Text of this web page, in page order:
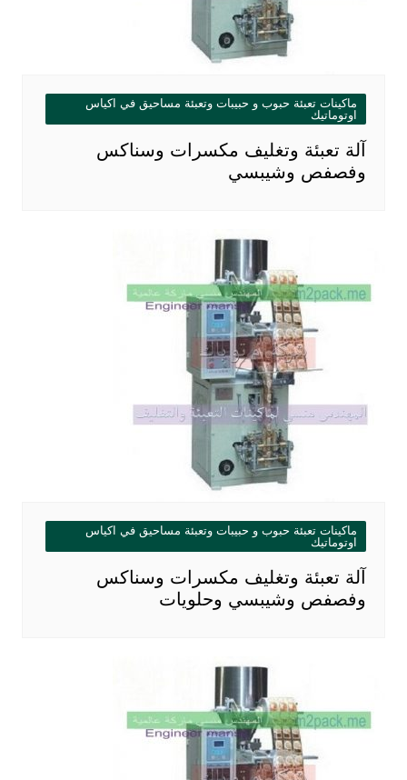
ماكينات تعبئة حبوب و حبيبات وتعبئة مساحيق في اكياس
اوتوماتيك
آلة تعبئة وتغليف مكسرات وسناكس
وفصفص وشيبسي
ماكينات تعبئة حبوب و حبيبات وتعبئة مساحيق في اكياس
اوتوماتيك
آلة تعبئة وتغليف مكسرات وسناكس
وفصفص وشيبسي وحلويات